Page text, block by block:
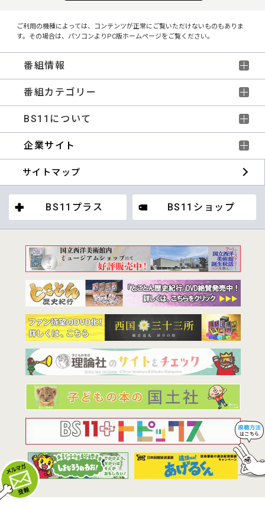
ご利用の機種によっては、コンテンツが正常にご覧いただけないものもありま
す。その場合は、パソコンよりPC版ホームページをご覧ください。
番組情報
番組カテゴリー
BS11について
企業サイト
サイトマップ
BS11プラス BS11ショップ